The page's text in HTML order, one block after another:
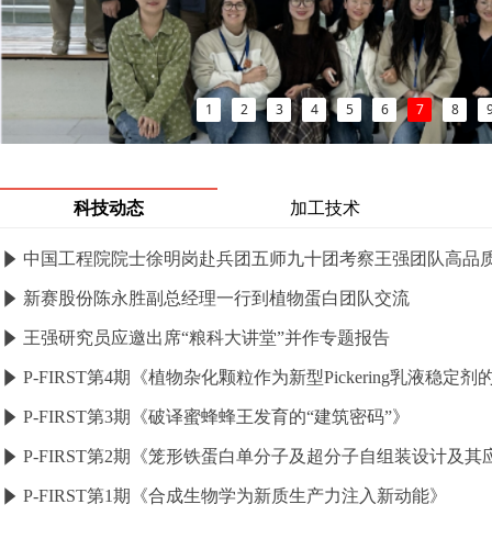
1 2 3 4 5 6 7 8
科技动态 加工技术
념
념 新赛股份陈永胜副总经理一行到植物蛋白团队交流
념 王强研究员应邀出席“粮科大讲堂”并作专题报告
념
념 P-FIRST第3期《破译蜜蜂蜂王发育的“建筑密码”》
념 P-FIRST第2期《笼形铁蛋白单分子及超分子自组装设计及其
념 P-FIRST第1期《合成生物学为新质生产力注入新动能》